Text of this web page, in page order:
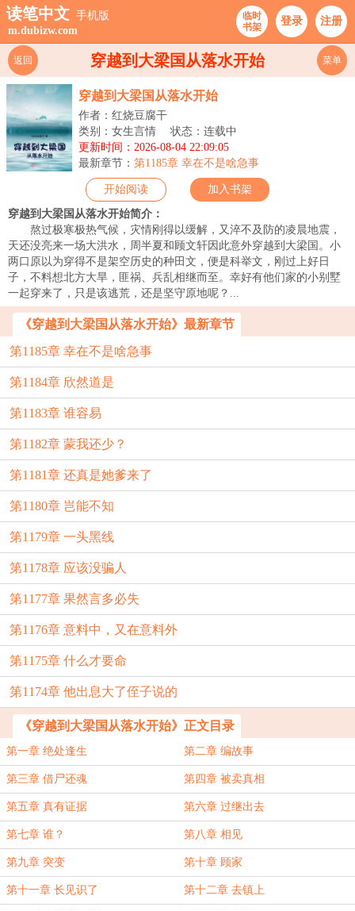
读笔中文 手机版
m.dubizw.com
临时
书架
登录 注册
穿越到大梁国从落水开始
返回 菜单
穿越到大梁国从落水开始
作者：红烧豆腐干
类别：女生言情
状态：连载中
更新时间：2026-08-04 22:09:05
最新章节： 第1185章 幸在不是啥急事
开始阅读 加入书架
穿越到大梁国从落水开始简介：
熬过极寒极热气候，灾情刚得以缓解，又淬不及防的凌晨地震，
天还没亮来一场大洪水，周半夏和顾文轩因此意外穿越到大梁国。小
两口原以为穿得不是架空历史的种田文，便是科举文，刚过上好日
子，不料想北方大旱，匪祸、兵乱相继而至。幸好有他们家的小别墅
一起穿来了，只是该逃荒，还是坚守原地呢？...
《穿越到大梁国从落水开始》最新章节
第1185章 幸在不是啥急事
第1184章 欣然道是
第1183章 谁容易
第1182章 蒙我还少？
第1181章 还真是她爹来了
第1180章 岂能不知
第1179章 一头黑线
第1178章 应该没骗人
第1177章 果然言多必失
第1176章 意料中，又在意料外
第1175章 什么才要命
第1174章 他出息大了侄子说的
《穿越到大梁国从落水开始》正文目录
第一章 绝处逢生 第二章 编故事
第三章 借尸还魂 第四章 被卖真相
第五章 真有证据 第六章 过继出去
第七章 谁？ 第八章 相见
第九章 突变 第十章 顾家
第十一章 长见识了 第十二章 去镇上